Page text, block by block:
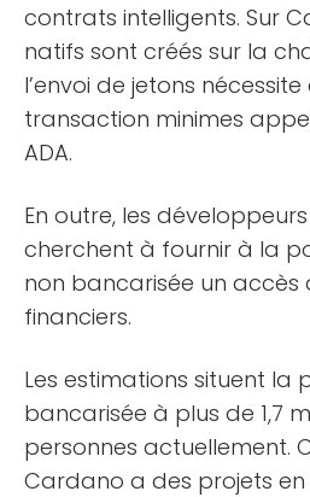
contrats intelligents. Sur
natifs sont créés sur la
l’envoi de jetons
transaction minimes
ADA.
En outre, les
cherchent à fournir à la
non bancarisée un accès
financiers.
Les estimations situent la
bancarisée à plus de 1,7
personnes actuellement.
Cardano a des projets